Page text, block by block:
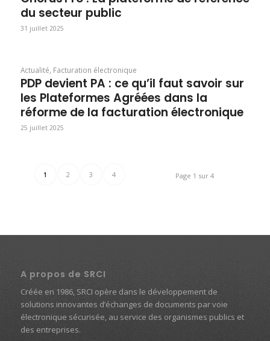
du secteur public
31 juillet 2025
Actualité Facturation électronique
PDP devient PA : ce qu’il faut savoir sur
les Plateformes Agréées dans la
réforme de la facturation électronique
25 juillet 2025
Page 1 sur 4
1 2 3 4
A propos de SRCI
Créée en 1986, SRCI opère dans le développement de
solutions innovantes d’échanges de documents par voie
électronique sécurisée, au service des organismes publics et
des entreprises.